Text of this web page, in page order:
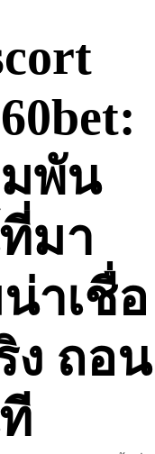
มพัน
มา
าเชื่อ
ง ถอน